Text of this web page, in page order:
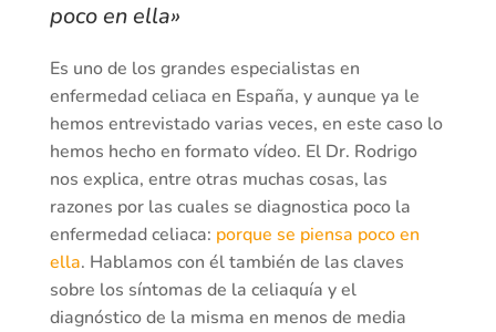
poco en ella»
Es uno de los grandes especialistas en
enfermedad celiaca en España, y aunque ya le
hemos entrevistado varias veces, en este caso lo
hemos hecho en formato vídeo. El Dr. Rodrigo
nos explica, entre otras muchas cosas, las
razones por las cuales se diagnostica poco la
enfermedad celiaca: porque se piensa poco en
ella. Hablamos con él también de las claves
sobre los síntomas de la celiaquía y el
diagnóstico de la misma en menos de media